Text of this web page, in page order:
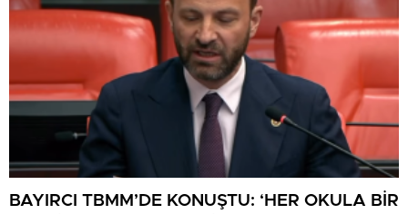
BAYIRCI TBMM’DE KONUŞTU: ‘HER OKULA BİR